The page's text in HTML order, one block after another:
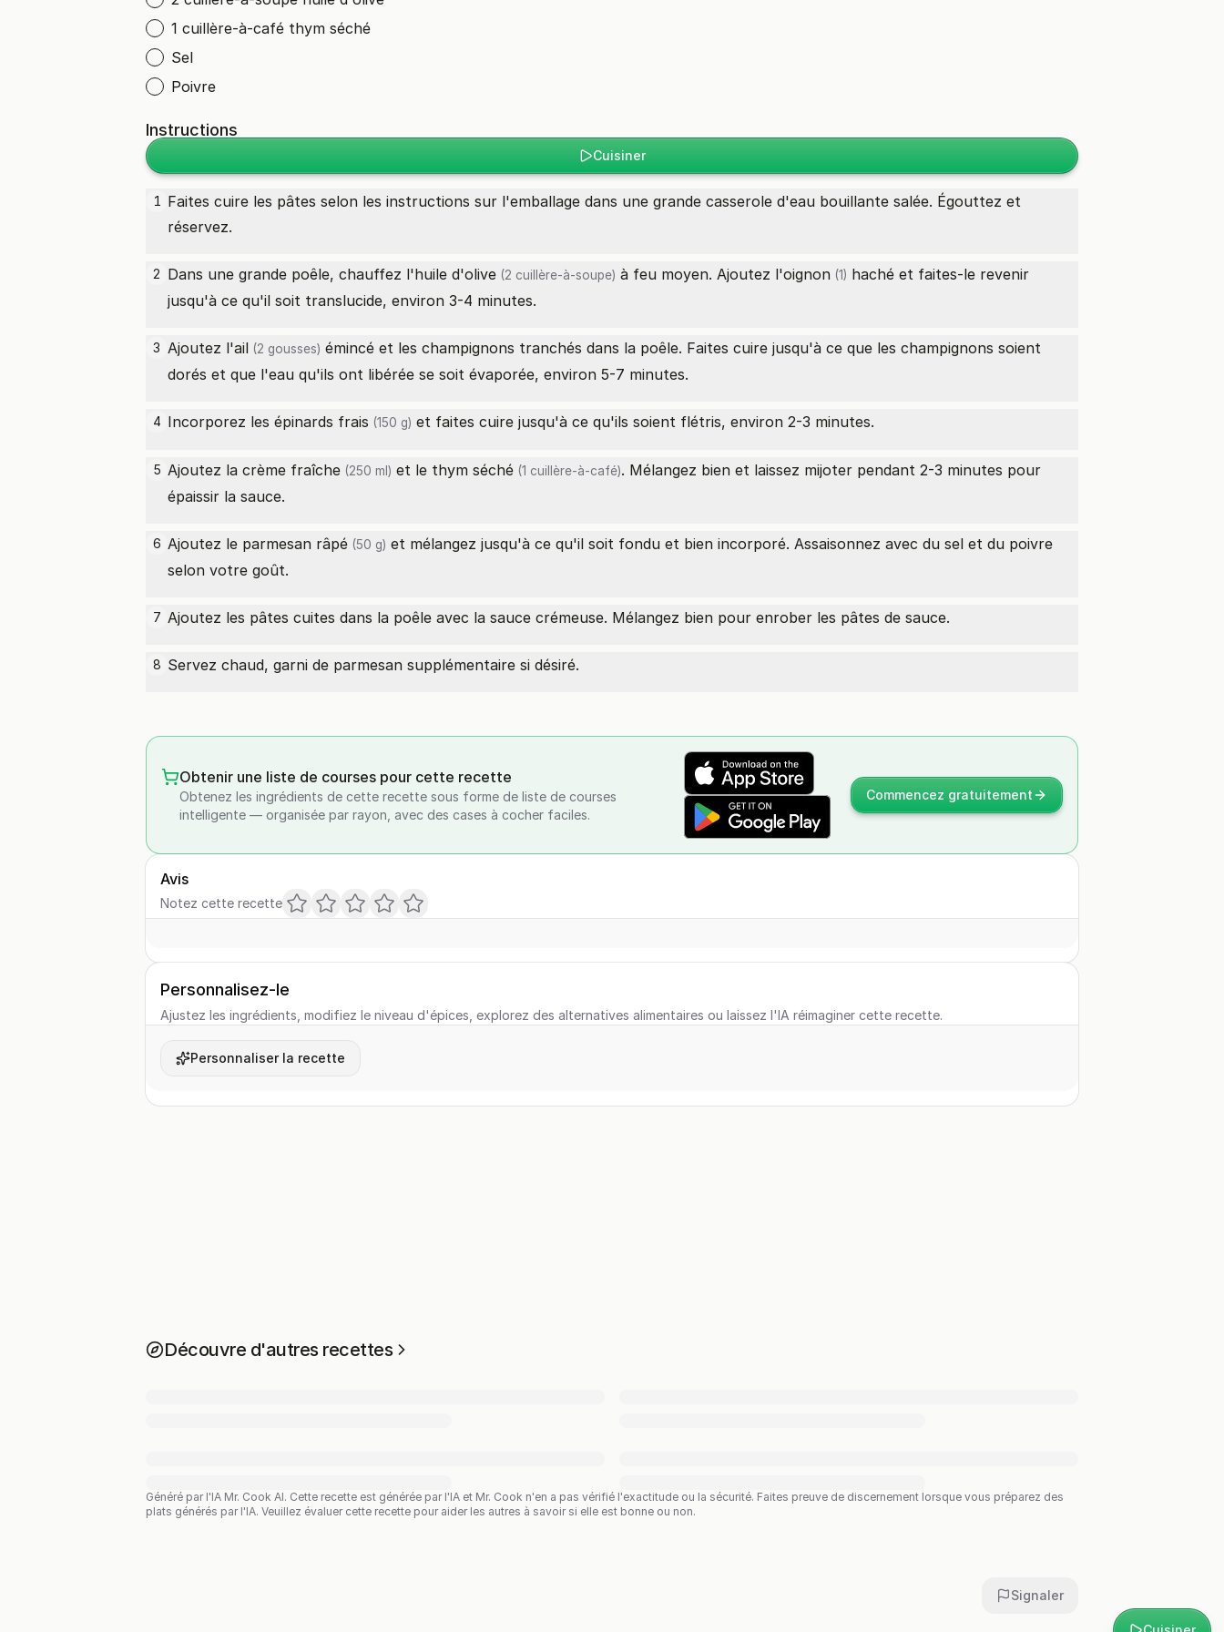
1 cuillère-à-café thym séché
Sel
Poivre
Instructions
Cuisiner
1 Faites cuire les pâtes selon les instructions sur l'emballage dans une grande casserole d'eau bouillante salée. Égouttez et
réservez.
2 Dans une grande poêle, chauffez l'huile d'olive (2 cuillère-à-soupe) à feu moyen. Ajoutez l'oignon (1) haché et faites-le revenir
jusqu'à ce qu'il soit translucide, environ 3-4 minutes.
3 Ajoutez l'ail (2 gousses) émincé et les champignons tranchés dans la poêle. Faites cuire jusqu'à ce que les champignons soient
dorés et que l'eau qu'ils ont libérée se soit évaporée, environ 5-7 minutes.
4 Incorporez les épinards frais (150 g) et faites cuire jusqu'à ce qu'ils soient flétris, environ 2-3 minutes.
5 Ajoutez la crème fraîche (250 ml) et le thym séché (1 cuillère-à-café). Mélangez bien et laissez mijoter pendant 2-3 minutes pour
épaissir la sauce.
6 Ajoutez le parmesan râpé (50 g) et mélangez jusqu'à ce qu'il soit fondu et bien incorporé. Assaisonnez avec du sel et du poivre
selon votre goût.
7 Ajoutez les pâtes cuites dans la poêle avec la sauce crémeuse. Mélangez bien pour enrober les pâtes de sauce.
8 Servez chaud, garni de parmesan supplémentaire si désiré.
Obtenir une liste de courses pour cette recette
Obtenez les ingrédients de cette recette sous forme de liste de courses
intelligente — organisée par rayon, avec des cases à cocher faciles.
Commencez gratuitement
Avis
Notez cette recette
Personnalisez-le
Ajustez les ingrédients, modifiez le niveau d'épices, explorez des alternatives alimentaires ou laissez l'IA réimaginer cette recette.
Personnaliser la recette
Découvre d'autres recettes
Généré par l'IA Mr. Cook AI. Cette recette est générée par l'IA et Mr. Cook n'en a pas vérifié l'exactitude ou la sécurité. Faites preuve de discernement lorsque vous préparez des
plats générés par l'IA. Veuillez évaluer cette recette pour aider les autres à savoir si elle est bonne ou non.
Signaler